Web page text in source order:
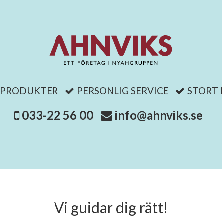
PERSONLIG SERVICE STORT
033-22 56 00 info@ahnviks.se
Vi guidar dig rätt!